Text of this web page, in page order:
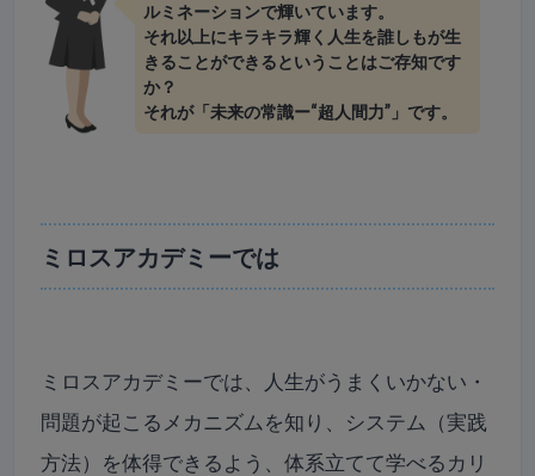
ルミネーションで輝いています。
それ以上にキラキラ輝く人生を誰しもが生
きることができるということはご存知です
か？
それが「未来の常識ー“超人間力”」です。
ミロスアカデミーでは
ミロスアカデミーでは、人生がうまくいかない・
問題が起こるメカニズムを知り、システム（実践
方法）を体得できるよう、体系立てて学べるカリ